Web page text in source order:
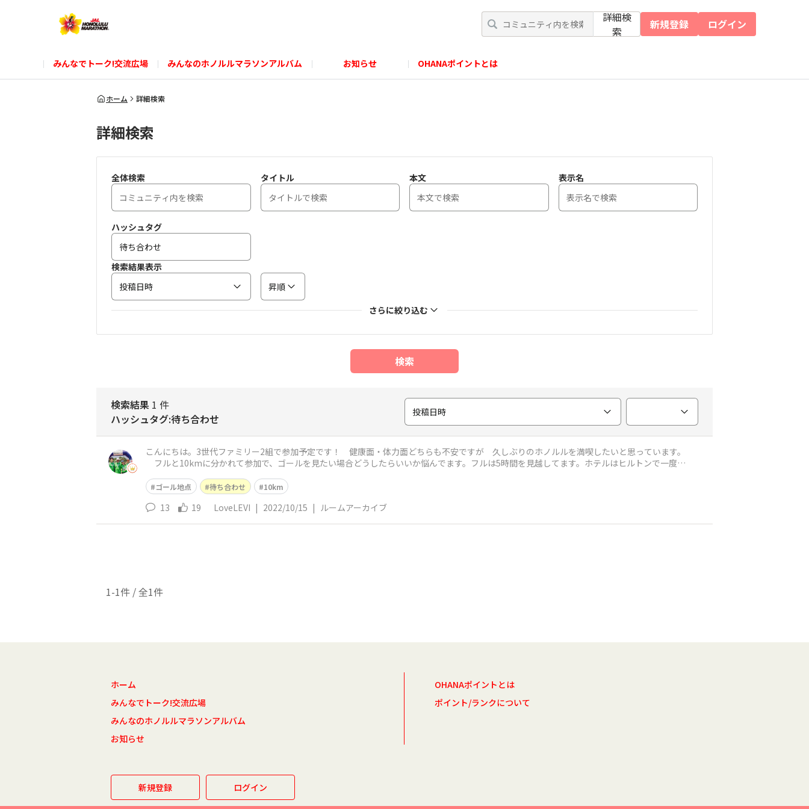
詳細検
索
新規登録 ログイン
みんなでトーク!交流広場 みんなのホノルルマラソンアルバム お知らせ OHANAポイントとは
ホーム 詳細検索
詳細検索
全体検索 タイトル 本文 表示名
ハッシュタグ
検索結果表示
投稿日時
昇順
さらに絞り込む
検索
検索結果 1 件
ハッシュタグ:待ち合わせ
投稿日時
こんにちは。3世代ファミリー2組で参加予定です！ 健康面・体力面どちらも不安ですが 久しぶりのホノルルを満喫したいと思っています。
フルと10kmに分かれて参加で、ゴールを見たい場合どうしたらいいか悩んでます。フルは5時間を見越してます。ホテルはヒルトンで一度帰
ゴール地点 待ち合わせ 10km
13 19 LoveLEVI | 2022/10/15 | ルームアーカイブ
1-1件 / 全1件
ホーム
みんなでトーク!交流広場
みんなのホノルルマラソンアルバム
お知らせ
OHANAポイントとは
ポイント/ランクについて
新規登録 ログイン